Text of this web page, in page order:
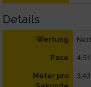
Details
Wertung
Pace
Meter pro